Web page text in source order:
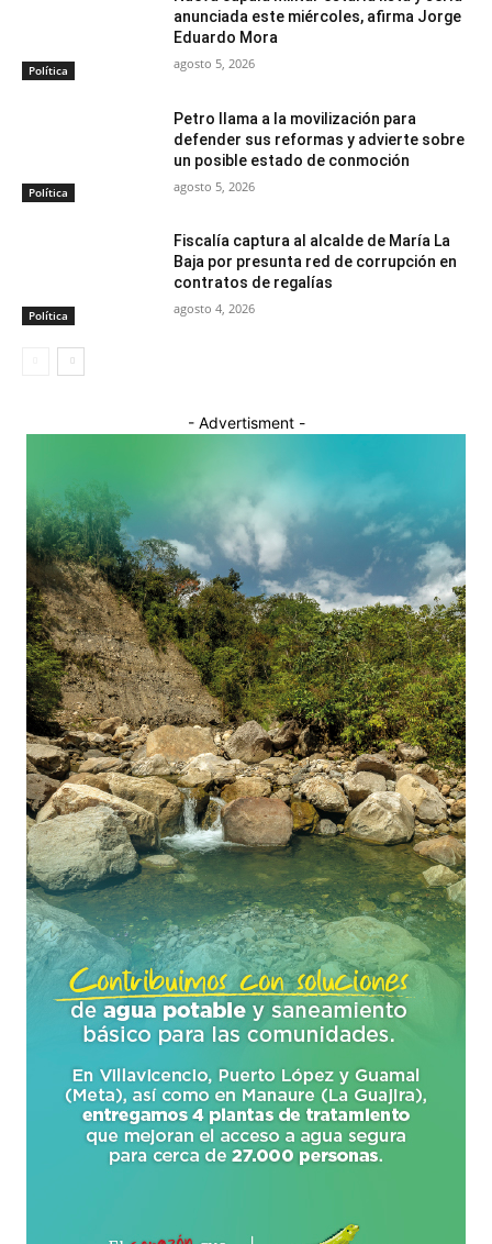
Política
anunciada este miércoles, afirma Jorge
Eduardo Mora
agosto 5, 2026
Política
Petro llama a la movilización para
defender sus reformas y advierte sobre
un posible estado de conmoción
agosto 5, 2026
Política
Fiscalía captura al alcalde de María La
Baja por presunta red de corrupción en
contratos de regalías
agosto 4, 2026
- Advertisment -